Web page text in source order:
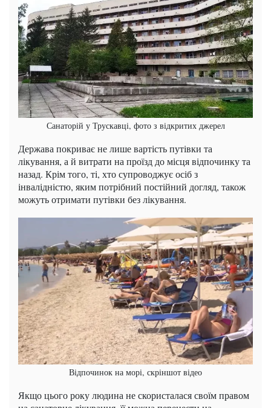
Санаторій у Трускавці, фото з відкритих джерел
Держава покриває не лише вартість путівки та
лікування, а й витрати на проїзд до місця відпочинку та
назад. Крім того, ті, хто супроводжує осіб з
інвалідністю, яким потрібний постійний догляд, також
можуть отримати путівки без лікування.
Відпочинок на морі, скріншот відео
Якщо цього року людина не скористалася своїм правом